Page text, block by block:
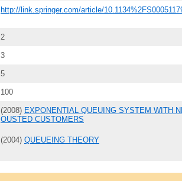
http://link.springer.com/article/
2
3
5
100
(2008) EXPONENTIAL QUEUING SYSTEM WITH
OUSTED CUSTOMERS
(2004) QUEUEING THEORY